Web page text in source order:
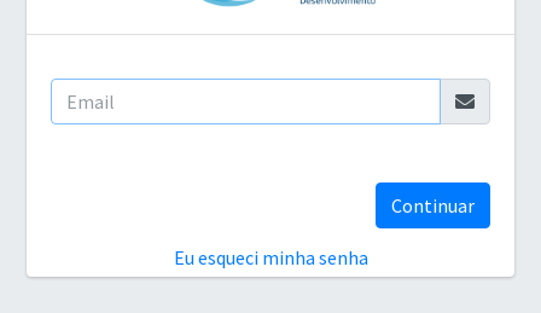
Continuar
Eu esqueci minha senha